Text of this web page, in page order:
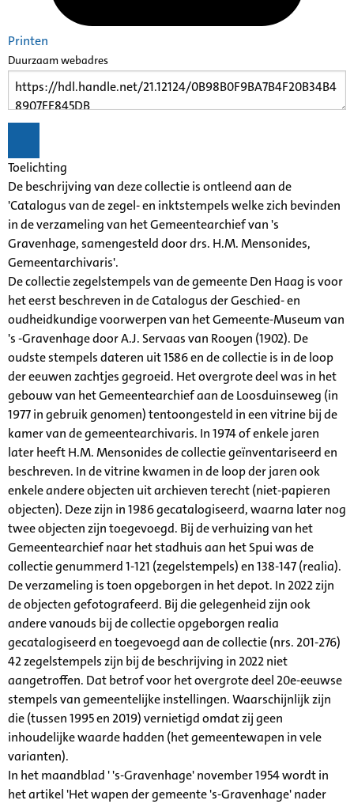
Printen
Duurzaam webadres
Toelichting
De beschrijving van deze collectie is ontleend aan de
'Catalogus van de zegel- en inktstempels welke zich bevinden
in de verzameling van het Gemeentearchief van 's
Gravenhage, samengesteld door drs. H.M. Mensonides,
Gemeentarchivaris'.
De collectie zegelstempels van de gemeente Den Haag is voor
het eerst beschreven in de Catalogus der Geschied- en
oudheidkundige voorwerpen van het Gemeente-Museum van
's -Gravenhage door A.J. Servaas van Rooyen (1902). De
oudste stempels dateren uit 1586 en de collectie is in de loop
der eeuwen zachtjes gegroeid. Het overgrote deel was in het
gebouw van het Gemeentearchief aan de Loosduinseweg (in
1977 in gebruik genomen) tentoongesteld in een vitrine bij de
kamer van de gemeentearchivaris. In 1974 of enkele jaren
later heeft H.M. Mensonides de collectie geïnventariseerd en
beschreven. In de vitrine kwamen in de loop der jaren ook
enkele andere objecten uit archieven terecht (niet-papieren
objecten). Deze zijn in 1986 gecatalogiseerd, waarna later nog
twee objecten zijn toegevoegd. Bij de verhuizing van het
Gemeentearchief naar het stadhuis aan het Spui was de
collectie genummerd 1-121 (zegelstempels) en 138-147 (realia).
De verzameling is toen opgeborgen in het depot. In 2022 zijn
de objecten gefotografeerd. Bij die gelegenheid zijn ook
andere vanouds bij de collectie opgeborgen realia
gecatalogiseerd en toegevoegd aan de collectie (nrs. 201-276)
42 zegelstempels zijn bij de beschrijving in 2022 niet
aangetroffen. Dat betrof voor het overgrote deel 20e-eeuwse
stempels van gemeentelijke instellingen. Waarschijnlijk zijn
die (tussen 1995 en 2019) vernietigd omdat zij geen
inhoudelijke waarde hadden (het gemeentewapen in vele
varianten).
In het maandblad ' 's-Gravenhage' november 1954 wordt in
het artikel 'Het wapen der gemeente 's-Gravenhage' nader